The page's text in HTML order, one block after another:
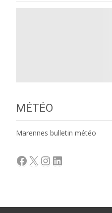
MÉTÉO
Marennes bulletin météo
Facebook
X Instagram
LinkedIn